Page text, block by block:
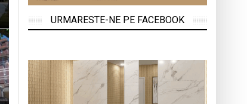
URMARESTE-NE PE FACEBOOK